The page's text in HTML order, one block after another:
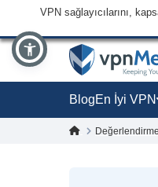
VPN sağlayıcılarını,
BlogEn İyi VPN